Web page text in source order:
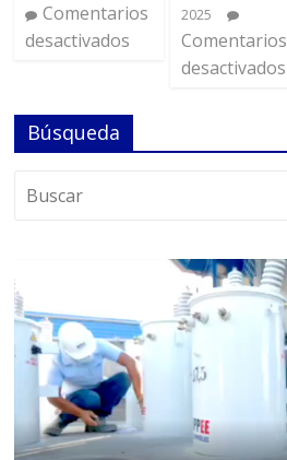
Comentarios
desactivados
2025
Comentarios
desactivados
Búsqueda